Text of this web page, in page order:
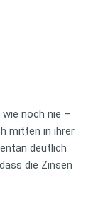
noch nie –
mitten in ihrer
deutlich
die Zinsen